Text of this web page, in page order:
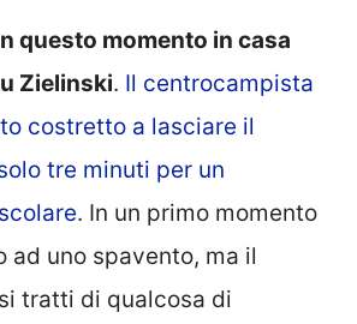
questo momento in casa
Zielinski. Il centrocampista
costretto a lasciare il
tre minuti per un
. In un primo momento
ad uno spavento, ma il
tratti di qualcosa di